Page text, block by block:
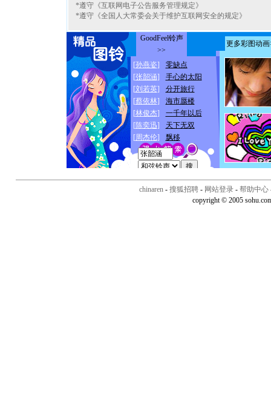
*遵守《互联网电子公告服务管理规定》
*遵守《全国人大常委会关于维护互联网安全的规定》
chinaren - 搜狐招聘 - 网站登录 - 帮助中心
copyright © 2005